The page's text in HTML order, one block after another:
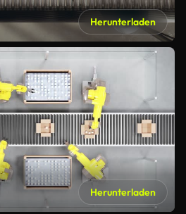
Herunterladen
Herunterladen